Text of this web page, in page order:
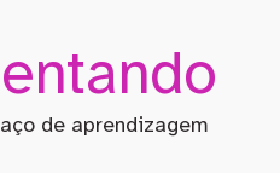
de aprendizagem